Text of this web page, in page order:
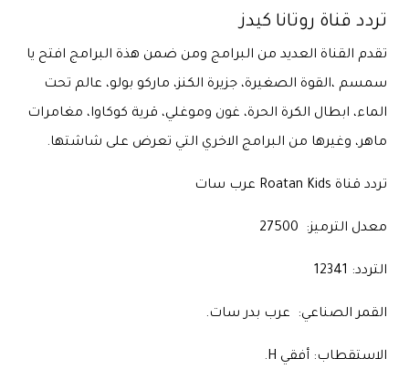
تردد قناة روتانا كيدز
تقدم القناة العديد من البرامج ومن ضمن هذة البرامج افتح يا
سمسم ،القوة الصغيرة، جزيرة الكنز، ماركو بولو، عالم تحت
الماء، ابطال الكرة الحرة، غون وموغلي، قرية كوكاوا، مغامرات
ماهر، وغيرها من البرامج الاخري التي تعرض على شاشتها.
تردد قناة Roatan Kids عرب سات
معدل الترميز: 27500
التردد: 12341
القمر الصناعي: عرب بدر سات.
الاستقطاب: أفقي H.